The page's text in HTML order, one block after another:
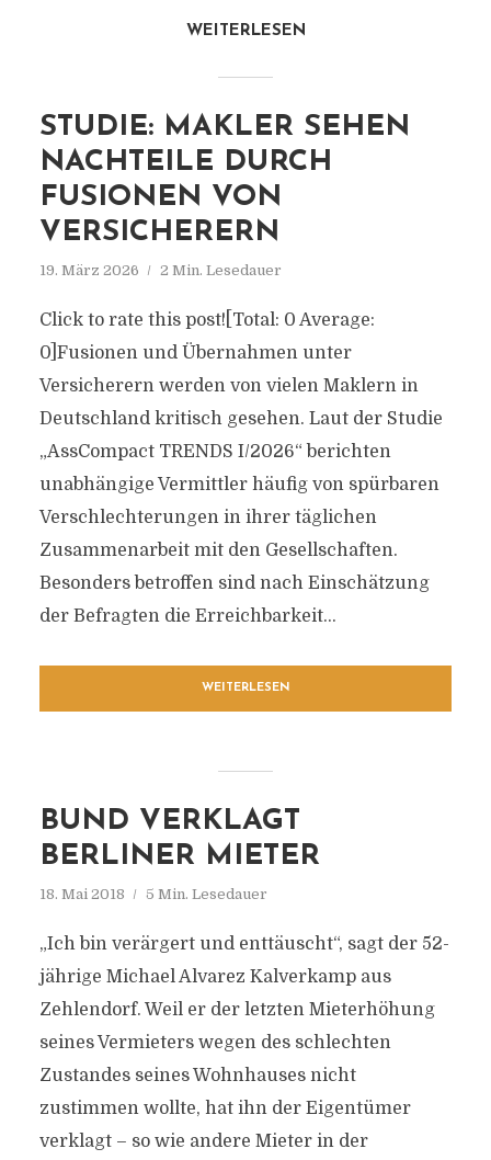
WEITERLESEN
STUDIE: MAKLER SEHEN
NACHTEILE DURCH
FUSIONEN VON
VERSICHERERN
19. März 2026 2 Min. Lesedauer
Click to rate this post![Total: 0 Average:
0]Fusionen und Übernahmen unter
Versicherern werden von vielen Maklern in
Deutschland kritisch gesehen. Laut der Studie
„AssCompact TRENDS I/2026“ berichten
unabhängige Vermittler häufig von spürbaren
Verschlechterungen in ihrer täglichen
Zusammenarbeit mit den Gesellschaften.
Besonders betroffen sind nach Einschätzung
der Befragten die Erreichbarkeit...
WEITERLESEN
BUND VERKLAGT
BERLINER MIETER
18. Mai 2018 5 Min. Lesedauer
„Ich bin verärgert und enttäuscht“, sagt der 52-
jährige Michael Alvarez Kalverkamp aus
Zehlendorf. Weil er der letzten Mieterhöhung
seines Vermieters wegen des schlechten
Zustandes seines Wohnhauses nicht
zustimmen wollte, hat ihn der Eigentümer
verklagt – so wie andere Mieter in der